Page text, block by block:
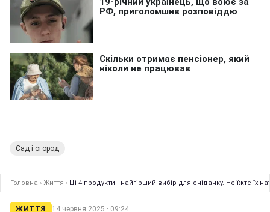
Сад і огород
Головна › Життя › Ці 4 продукти - найгірший вибір для сніданку. Не їжте їх
ЖИТТЯ 14 червня 2025 · 09:24